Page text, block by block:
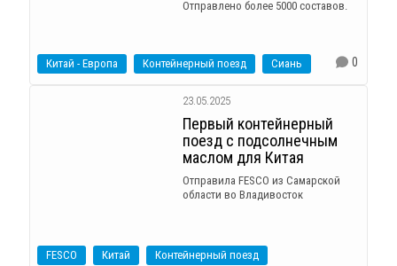
Отправлено более 5000 составов.
Китай - Европа Контейнерный поезд Сиань 0
23.05.2025
Первый контейнерный
поезд с подсолнечным
маслом для Китая
Отправила FESCO из Самарской
области во Владивосток
FESCO Китай
Контейнерный поезд